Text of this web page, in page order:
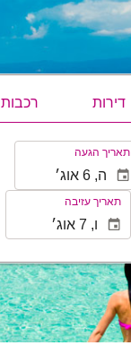
דירות רכבות
תאריך הגעה
תאריך עזיבה